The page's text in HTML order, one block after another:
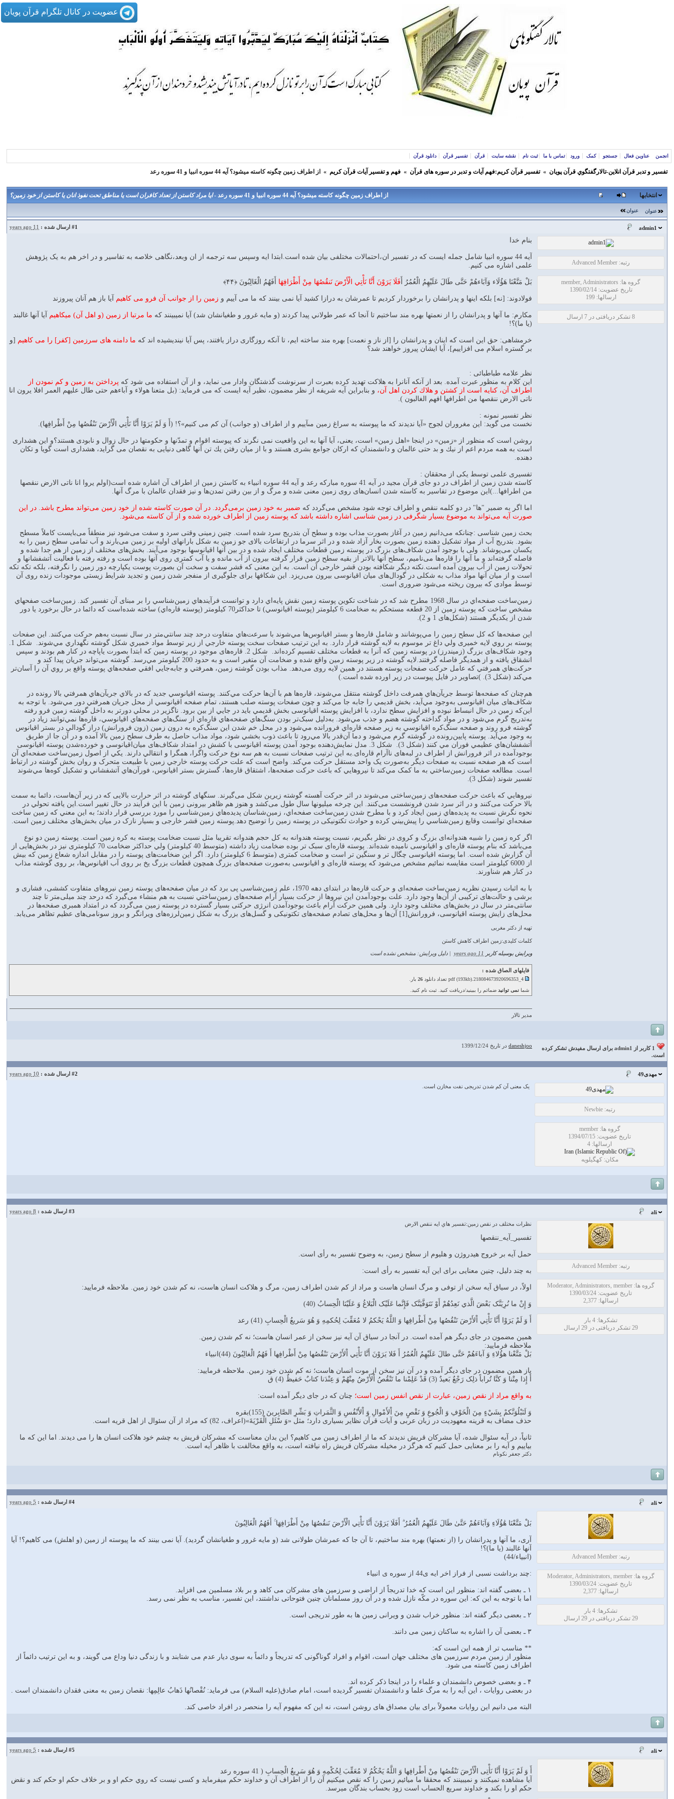
عضویت در کانال تلگرام قرآن پویان
انجمن عناوین فعال جستجو کمک ورود تماس با ما ثبت نام نقشه سایت قرآن تفسیر قرآن دانلود قرآن
تفسير و‌ تدبر قرآن انلاين-تالارگفتگوي قرآن پویان » تفسير قرآن كريم:فهم آيات و تدبر در سوره های قرآن » فهم و تفسير آيات قرآن كريم » از اطراف زمين چگونه کاسته میشود؟ آیه 44 سوره انبیا و 41 سوره رعد
از اطراف زمين چگونه کاسته میشود؟ آیه 44 سوره انبیا و 41 سوره رعد - ایا مراد کاستن از تعداد کافران است یا مناطق تحت نفوذ انان یا کاستن از خود زمین؟ انتخابها
عنوان عنوان
admin1
#1 ارسال شده : 11 years ago
رتبه: Advanced Member
گروه ها: member, Administrators
تاریخ عضویت: 1390/02/14
ارسالها: 199
8 تشکر دریافتی در 7 ارسال
بنام خدا
آیه 44 سوره انبیا شامل جمله ایست که در تفسیر ان،احتمالات مختلفی بیان شده است.ابتدا ایه وسپس سه ترجمه از ان وبعد،نگاهی خلاصه به تفاسیر و در اخر هم به یک پژوهش
علمی اشاره می کنیم.
بَلْ مَتَّعْنَا هَؤُلَاء وَآبَاءهُمْ حَتَّى طَالَ عَلَيْهِمُ الْعُمُرُ أَ فَلَا يَرَوْنَ أَنَّا نَأْتِي الْأَرْضَ نَنقُصُهَا مِنْ أَطْرَافِهَا أَفَهُمُ الْغَالِبُونَ ﴿۴۴﴾
فولادوند: [نه] بلكه اينها و پدرانشان را برخوردار كرديم تا عمرشان به درازا كشيد آيا نمى ‏بينند كه ما مى ‏آييم و زمين را از جوانب آن فرو مى‏ كاهيم آيا باز هم آنان پيروزند
مکارم: ما آنها و پدرانشان را از نعمتها بهره مند ساختيم تا آنجا كه عمر طولاني پيدا كردند (و مايه غرور و طغيانشان شد) آيا نمي‏بينند كه ما مرتبا از زمين (و اهل آن) مي‏كاهيم آيا آنها غالبند
(يا ما)؟!
خرمشاهی: حق اين است كه اينان و پدرانشان را [از ناز و نعمت‏] بهره ‏مند ساخته‏ ايم، تا آنكه روزگارى دراز يافتند، پس آيا نينديشيده‏ اند كه ما دامنه ‏هاى سرزمين [كفر] را مى‏ كاهيم [و
بر گستره اسلام مى‏ افزاييم‏]، آيا ايشان پيروز خواهند شد؟
نظر علامه طباطبائی :
اين كلام به منظور عبرت آمده. بعد از آنكه آنانرا به هلاكت تهديد كرده بعبرت از سرنوشت گذشتگان وادار مى نمايد، و از آن استفاده مى شود كه پرداختن به زمين و كم نمودن از
اطراف آن، كنايه است از كشتن و هلاك كردن اهل آن، و بنابراين آيه شريفه از نظر مضمون، نظير آيه ايست كه مى فرمايد: (بل متعنا هولاء و آباءهم حتى طال عليهم العمر افلا يرون انا
ناتى الارض ننقصها من اطرافها افهم الغالبون ).
نظر تفسیر نمونه :
نخست مى‏ گويد: اين مغروران لجوج «آيا نديدند كه ما پيوسته به سراغ زمين مى‏آييم و از اطراف (و جوانب) آن كم مى‏ كنيم»؟! (أَ وَ لَمْ يَرَوْا أَنَّا نَأْتِي الْأَرْضَ نَنْقُصُها مِنْ أَطْرافِها).
روشن است كه منظور از «زمين» در اينجا «اهل زمين» است، يعنى، آيا آنها به اين واقعيت نمى‏ نگرند كه پيوسته اقوام و تمدّنها و حكومتها در حال زوال و نابودى هستند؟و اين هشدارى
است به همه مردم اعم از نيك و بد حتى عالمان و دانشمندان كه اركان جوامع بشرى هستند و با از ميان رفتن يك تن آنها گاهى دنيايى به نقصان مى‏ گرايد، هشدارى است گويا و تكان
دهنده.
تفسیری علمی توسط یکی از محققان :
کاسته شدن زمين از اطراف در دو جای قرآن مجيد در آيه 41 سوره مبارکه رعد و آيه 44 سوره انبياء به کاستن زمين از اطراف آن اشاره شده است(اولم يروا انا ناتی الارض ننقصها
من اطرافها...)اين موضوع در تفاسير به کاسته شدن انسان‌های روی زمين معنی شده و مرگ و از بين رفتن تمدن‌ها و نيز فقدان عالمان با مرگ آنها.
اما اگر به ضمير "ها" در دو کلمه ننقص و اطراف توجه شود مشخص می‌گردد که ضمير به خود زمين برمی‌گردد. در آن صورت کاسته شده از خود زمين می‌تواند مطرح باشد. در اين
صورت آيه می‌تواند به موضوع بسيار شگرفی در زمين شناسی اشاره داشته باشد که پوسته زمين از اطراف خورده شده و از آن کاسته می‌شود.
بحث زمين شناسی :چنانکه می‌دانیم زمین در آغاز بصورت مذاب بوده و سطح آن بتدريج سرد شده است. چنين زمینی وقتی سرد و سفت می‌شود نیز منطقاً می‌بایست کاملاً مسطح
بشود. بتدريج آب از مواد تشکيل دهنده زمين بصورت بخار آزاد شده و در اثر سرما در ارتفاعات بالای جو زمين به شکل بارانهای اولیه بر زمین می‌بارند و آب تمامی ‌سطح زمین را به
یکسان می‌پوشاند. ولی با بوجود آمدن شکاف‌های بزرگ در پوسته زمين قطعات مختلف ايجاد شده و در بين آنها اقيانوسها بوجود می‌آيند. بخش‌های مختلف از زمین از هم جدا شده و
فاصله گرفته‌ا‌‌‌ند و ما آنها را قاره‌ها می‌نامیم، سطح آنها بالاتر از بقیه سطح زمین قرار گرفته بیرون از آب مانده و یا آب کمتری روی آنها بوده است و رفته رفته با فعاليت آتشفشانها و
تحولات زمین از آب بیرون آمده است.نکته دیگر شکافته بودن قشر خارجی آن است. به این معنی که قشر سفت و سخت آن بصورت پوست یکپارچه دور زمین را نگرفته، بلکه تکه تکه
است و از میان آنها مواد مذاب به شکلی در گودال‌های ميان اقيانوسی بیرون می‌ریزد. این شکافها برای جلوگیری از منفجر شدن زمین و تجدید شرایط زیستی موجودات زنده روی آن
توسط موادی که بیرون ریخته می‌شود ضروری است.
زمين‌ساخت صفحه‌اي در سال 1968 مطرح شد که در شناخت تکوين پوسته زمين نقش پايه‌اي دارد و توانست فرآيندهاي زمين‌شناسي را بر مبنای آن تفسير کند. زمين‌ساخت صفحهاي
مشخص ساخت که پوسته زمين از 20 قطعه مستحکم به ضخامت 6 کيلومتر (پوسته اقيانوسي) تا حداكثر70 کيلومتر (پوسته قاره‌ا‌‌‌ي) ساخته شده‌است که دائما در حال برخورد يا دور
شدن از يکديگر هستند (شکل‌های 1 و 2).
اين صفحه‌ها که کل سطح زمين را مي‌پوشانند و شامل قاره‌ها و بستر اقيانوس‌ها مي‌شوند با سرعت‌هاي متفاوت درحد چند سانتي‌متر در سال نسبت به‌هم حرکت مي‌کنند. اين صفحات
پوسته بر روي لايه خميری ولي داغ تر موسوم به لايه گوشته قرار دارد. به اين ترتيب صفحات سخت پوسته خارجي از زير توسط مواد خميري شکل گوشته نگهداري مي‌شوند. شکل 1.
وجود شکاف‌های بزرگ (زميندرز) در پوسته زمين که آنرا به قطعات مختلف تقسيم کرده‌ا‌‌‌ند. شکل 2. قاره‌های موجود در پوسته زمين که ابتدا بصورت ياپاچه در کنار هم بودند و سپس
انشقاق يافته و از همديگر فاصله گرفتند.لايه گوشته در زير پوسته زمين واقع شده و ضخامت آن متغير است و به حدود 200 کيلومتر مي‌رسد. گوشته می‌تواند جريان پيدا کند و
حرکت‌هاي همرفتي كه عامل حرکت صفحات پوسته هستند در همين لايه روی می‌دهد. مذاب بودن گوشته زمين، همرفتي و جابه‌جايي افقي صفحه‌هاي پوسته واقع بر روي آن را آسان‌تر
مي‌کند (شکل 3). )تصاویر در فایل پیوست در زیر اورده شده است.)
هم‌چنان‌ که صفحه‌ها توسط جريآن‌هاي همرفت داخل گوشته منتقل مي‌شوند، قاره‌ها هم با آن‌ها حرکت مي‌کنند. پوسته اقيانوسي جديد که در بالاي جريآن‌هاي همرفتي بالا رونده در
شکاف‌های ميان اقيانوسی به‌وجود مي‌آيد، بخش قديمي را جابه جا مي‌کند و چون صفحات پوسته صلب هستند، تمام صفحه اقيانوسي از محل جريان همرفتي دور مي‌شود. با توجه به
اين‌که زمين در حال انبساط نبوده و افزايش سطح ندارد، با افزايش پوسته اقيانوسی بخش قديمي بايد در جايي از بين برود. ناگزير در محلي دورتر به داخل گوشته زمين فرو رفته
به‌تدريج گرم مي‌شود و در مواد گداخته گوشته هضم و جذب مي‌شود. به‌دليل سبک‌تر بودن سنگ‌هاي صفحه‌هاي قاره‌اي از سنگ‌هاي صفحه‌هاي اقيانوسي، قاره‌ها نمي‌توانند زياد در
گوشته فرو روند و صفحه سنگ‌کره اقيانوسي به زير صفحه قاره‌اي فرورانده مي‌شود و در محل خم شدن اين سنگ‌کره به درون زمين (زون فرورانش) دراز گودالي در بستر اقيانوس
به وجود مي‌آيد. پوسته پايين‌رونده در گوشته گرم مي‌شود و دما آن‌قدر بالا مي‌رود تا باعث ذوب بخشي شود، مواد مذاب حاصل به طرف سطح زمين بالا آمده و در آن جا از طريق
آتشفشان‌هاي عظيمي فوران مي کنند (شکل 3). شکل 3. مدل نمايش‌دهنده بوجود آمدن پوسته اقيانوسی با کشش در امتداد شکاف‌های ميان‌اقيانوسی و خورده‌شدن پوسته اقيانوسی
بوجود‌آمده در اثر فرورانش از اطراف در لبه‌های ناآرام قاره‌ای.به اين ترتيب صفحات نسبت به هم سه نوع حرکت واگرا، همگرا و انتقالي دارند. يکي از اصول زمين‌ساخت صفحه‌اي آن
است که هر صفحه نسبت به صفحات ديگر به‌صورت يک واحد مستقل حرکت مي‌کند. واضح است که علت حرکت پوسته خارجي زمين با طبيعت متحرک و روان بخش گوشته در ارتباط
است. مطالعه صفحات زمين‌ساختي به ما کمک مي‌کند تا نيروهايي که باعث حرکت صفحه‌ها، اشتقاق قاره‌ها، گسترش بستر اقيانوس، فورآن‌هاي آتشفشاني و تشکيل كوه‌ها مي‌شوند
تفسير شوند (شکل 3).
نيروهايي که باعث حرکت صفحه‌‌های زمين‌ساختی می‌شوند در اثر حرکت آهسته گوشته زيرين شکل می‌گيرند. سنگهای گوشته در اثر حرارت بالايی که در زير آن‌هاست،‌ دائما به سمت
بالا حرکت می‌کنند و در اثر سرد شدن فرونشست می‌کنند. اين چرخه ميليونها سال طول می‌کشد و هنوز هم ظاهر بيرونی زمين با اين فرآيند در حال تغيير است.اين يافته تحولي در
نحوه نگرش نسبت به پديده‌هاي زمين ايجاد كرد و با مطرح شدن زمين‌ساخت صفحه‌اي، زمين‌شناسان پديده‌هاي زمين‌شناسي را مورد بررسي قرار دادند؛ به اين معني كه زمين ساخت
صفحه‌اي توانست وقايع زمين‌شناسي را پيش‌بيني كرده و حوادث تکتونيکی در پوسته زمين‌ را توضيح دهد.پوسته زمين قشر خارجی و بسيار نازک در ميان بخش‌های مختلف زمين است.
اگر کره زمين را شبيه هندوانه‌ا‌‌‌ی بزرگ و کروی در نظر بگيريم، نسبت پوسته هندوانه به کل حجم هندوانه تقريبا مثل نسبت ضخامت پوسته به کره زمين است. پوسته زمين دو نوع
می‌باشد که بنام پوسته قاره‌ای و اقيانوسی ناميده شده‌اند. پوسته قاره‌ای سبک تر بوده ضخامت زياد داشته (متوسط 40 كيلومتر) ولي حداکثر ضخامت 70 کيلومتری نيز در بخش‌هايی از
آن گزارش شده است. اما پوسته اقيانوسی چگال تر و سنگين تر است و ضخامت کمتری (متوسط 6 کيلومتر) دارد. اگر اين ضخامت‌های پوسته را در مقابل اندازه شعاع زمين که بيش
از 6000 کيلومتر است مقايسه نمائيم مشخص می‌شود که پوسته قاره‌ای و اقيانوسی به‌صورت صفحه‌های بزرگ همچون قطعات بزرگ يخ بر روی آب اقيانوس‌ها، بر روی گوشته مذاب
در کنار هم شناورند.
با به اثبات رسيدن نظريه زمين‌ساخت صفحه‌ای و حرکت قاره‌ها در ابتدای دهه 1970، علم زمين‌شناسی پی برد که در ميان صفحه‌های پوسته زمين نيروهای متفاوت کششی، فشاری و
برشی و حالت‌های ترکيبی از آن‌ها وجود دارد. علت بوجود‌آمدن اين نيروها از حرکت بسيار آرام صفحه‌های زمين‌ساختي نسبت به هم منشاء می‌گيرد که در‌حد چند ميلی‌متر تا چند
سانتی‌متر در سال در بخش‌های مختلف وجود دارد. ولی همين حرکت آرام باعث بوجود‌آمدن انرژی حرکتی بسيار گسترده در پوسته زمين می‌گردد که در امتداد همبری صفحه‌‌ها در
محل‌های زايش پوسته اقيانوسی، فرورانش[1] آن‌ها و محل‌های تصادم صفحه‌های تکتونيکی و گسل‌های بزرگ به شکل زمين‌لرزه‌های ويرانگر و بروز سونامی‌های عظيم تظاهر می‌يابد.
تهیه از دکتر مغربی
کلمات کلیدی:زمین اطراف کاهش کاستن
ویرایش بوسیله کاربر 11 years ago دلیل ویرایش: مشخص نشده است
فایلهای الصاق شده :
(193kb) تعداد دانلود 26 بار.
شما نمی توانید ضمائم را ببینید/دریافت کنید. ثبت نام کنید.
مدیر تالار
1 کاربر از admin1 برای ارسال مفیدش تشکر کرده
است.
daneshjoo در تاریخ 1399/12/24
مهدی49 #2 ارسال شده : 10 years ago
رتبه: Newbie
گروه ها: member
تاریخ عضویت: 1394/07/15
ارسالها: 4
مکان: کهگیلویه
یک معنی آن کم شدن تدریجی نفت مخازن است.
ali
#3 ارسال شده : 8 years ago
رتبه: Advanced Member
گروه ها: Moderator, Administrators, member
تاریخ عضویت: 1390/03/24
ارسالها: 2,377
تشکرها: 4 بار
29 تشکر دریافتی در 29 ارسال
نظرات مختلف در نقص زمين:تفسير هاي ايه ننقص الارض
تفسیر_آیه_ننقصها
حمل آیه بر خروج هیدروژن و هلیوم از سطح زمین، به وضوح تفسیر به رأی است.
به چند دلیل، چنین معنایی برای این آیه تفسیر به رأی است:
اولاً، در سیاق آیه سخن از توفی و مرگ انسان هاست و مراد از کم شدن اطراف زمین، مرگ و هلاکت انسان هاست، نه کم شدن خود زمین. ملاحظه فرمایید:
وَ إِنْ ما نُرِيَنَّک بَعْضَ الَّذي نَعِدُهُمْ أَوْ نَتَوَفَّيَنَّک فَإِنَّما عَلَيْک الْبَلاغُ وَ عَلَيْنَا الْحِسابُ (40)
أَ وَ لَمْ يَرَوْا أَنَّا نَأْتِي اْلأَرْضَ نَنْقُصُها مِنْ أَطْرافِها وَ اللَّهُ يَحْکمُ لا مُعَقِّبَ لِحُکمِهِ وَ هُوَ سَريعُ الْحِسابِ (41) رعد
همین مضمون در جای دیگر هم آمده است. در آنجا در سیاق آن آیه نیز سخن از عمر انسان هاست؛ نه کم شدن زمین.
ملاحظه فرمایید:
بَلْ مَتَّعْنا هؤُلاءِ وَ آباءَهُمْ حَتَّى طالَ عَلَيْهِمُ الْعُمُرُ أَ فَلا يَرَوْنَ أَنَّا نَأْتِي اْلأَرْضَ نَنْقُصُها مِنْ أَطْرافِها أَ فَهُمُ الْغالِبُونَ (44)انبیاء
باز همین مضمون در جای دیگر آمده و در آن نیز سخن از موت انسان هاست؛ نه کم شدن خود زمین. ملاحظه فرمایید:
أَ إِذا مِتْنا وَ کنَّا تُراباً ذلِک رَجْعٌ بَعيدٌ (3) قَدْ عَلِمْنا ما تَنْقُصُ اْلأَرْضُ مِنْهُمْ وَ عِنْدَنا کتابٌ حَفيظٌ (4) ق
به واقع مراد از نقص زمین، عبارت از نقص انفس زمین است؛ چنان که در جای دیگر آمده است:
وَ لَنَبْلُوَنَّکمْ بِشَيْ‏ءٍ مِنَ الْخَوْفِ وَ الْجُوعِ وَ نَقْصٍ مِنَ اْلأَمْوالِ وَ اْلأَنْفُسِ وَ الثَّمَراتِ وَ بَشِّرِ الصَّابِرينَ (155)بقره
حذف مضاف به قرینه معهودیت در زبان عربی و آیات قرآن نظایر بسیاری دارد؛ مثل «وَ سْئَلِ الْقَرْيَةَ»(اعراف، 82) که مراد از آن سئوال از اهل قریه است.
ثانیاً، در آیه سئوال شده، آیا مشرکان قریش ندیدند که ما از اطراف زمین می کاهیم؟ این بدان معناست که مشرکان قریش به چشم خود هلاکت انسان ها را می دیدند. اما این که ما
بیاییم و آیه را بر معنایی حمل کنیم که هرگز در مخیله مشرکان قریش راه نیافته است، به واقع مخالفت با ظاهر آیه است.
دكتر جعفر نكونام
ali
#4 ارسال شده : 5 years ago
رتبه: Advanced Member
گروه ها: Moderator, Administrators, member
تاریخ عضویت: 1390/03/24
ارسالها: 2,377
تشکرها: 4 بار
29 تشکر دریافتی در 29 ارسال
بَلْ مَتَّعْنَا هَٰؤُلَاءِ وَآبَاءَهُمْ حَتَّىٰ طَالَ عَلَيْهِمُ الْعُمُرُ ۗ أَفَلَا يَرَوْنَ أَنَّا نَأْتِي الْأَرْضَ نَنقُصُهَا مِنْ أَطْرَافِهَا ۚ أَفَهُمُ الْغَالِبُونَ
آرى، ما آنها و پدرانشان را (از نعمتها) بهره مند ساختیم، تا آن جا که عمرشان طولانى شد (و مایه غرور و طغیانشان گردید). آیا نمى بینند که ما پیوسته از زمین (و اهلش) مى کاهیم؟! آیا
آنها غالبند (یا ما)؟!
(انبیاء/44)
:چند برداشت نسبی از فراز اخر ایه ی44 از سوره ی انبیاء
۱ ـ بعضى گفته اند: منظور این است که خدا تدریجاً از اراضى و سرزمین هاى مشرکان مى کاهد و بر بلاد مسلمین مى افزاید.
اما با توجه به این که: این سوره در مکّه نازل شده و در آن روز مسلمانان چنین فتوحاتى نداشتند، این تفسیر، مناسب به نظر نمى رسد.
۲ ـ بعضى دیگر گفته اند: منظور خراب شدن و ویرانى زمین ها به طور تدریجى است.
۳ ـ بعضى آن را اشاره به ساکنان زمین مى دانند.
** مناسب تر از همه این است که:
منظور از زمین مردم سرزمین هاى مختلف جهان است، اقوام و افراد گوناگونى که تدریجاً و دائماً به سوى دیار عدم مى شتابند و با زندگى دنیا وداع مى گویند، و به این ترتیب دائماً از
اطراف زمین کاسته مى شود.
۴ ـ و بعضى خصوص دانشمندان و علماء را در اینجا ذکر کرده اند.
در بعضى روایات ، این آیه را به مرگ علما و دانشمندان تفسیر گردیده است، امام صادق(علیه السلام) مى فرماید: نُقْصانُها ذَهابُ عالِمِها: نقصان زمین به معنى فقدان دانشمندان است .
البته مى دانیم این روایات معمولاً براى بیان مصداق هاى روشن است، نه این که مفهوم آیه را منحصر در افراد خاصى کند.
ali
#5 ارسال شده : 5 years ago
أَ وَ لَمْ یَرَوْا أَنَّا نَأْتِی الْأَرْضَ نَنْقُصُها مِنْ أَطْرافِها وَ اللَّهُ یَحْکُمُ لا مُعَقِّبَ لِحُکْمِهِ وَ هُوَ سَرِیعُ الْحِسابِ ( 41 سوره رعد
آیا مشاهده نمیکنند و نمیبینند که محققا ما میائیم زمین را که نقص میکنیم آن را از اطراف آن و خداوند حکم میفرماید و کسی نیست که روي حکم او و بر خلاف حکم او حکم کند و نقض
حکم او را بکند و خداوند سریع الحساب است زود بحساب بندگان میرسد.